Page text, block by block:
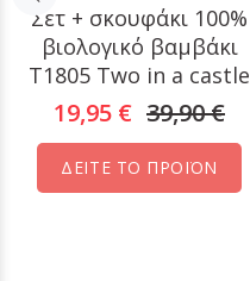
Σετ + σκουφάκι 100%
βιολογικό βαμβάκι
T1805 Two in a castle
19,95 € 39,90 €
ΔΕΙΤΕ ΤΟ ΠΡΟΪΟΝ